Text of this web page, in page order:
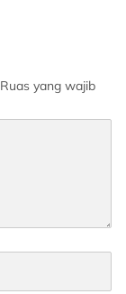
Ruas yang wajib